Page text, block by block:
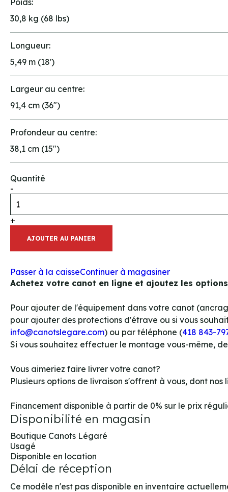
30,8 kg (68 lbs)
Longueur:
5,49 m (18')
Largeur au centre:
91,4 cm (36")
Profondeur au centre:
38,1 cm (15")
Quantité
-
+
AJOUTER AU PANIER
Passer à la caisseContinuer à magasiner
Achetez votre canot en ligne et ajoutez les
Pour ajouter de l'équipement dans votre canot
pour ajouter des protections d'étrave ou si vous
info@canotslegare.com) ou par téléphone (418 843-
Si vous souhaitez effectuer le montage vous-même,
Vous aimeriez faire livrer votre canot?
Plusieurs options de livraison s'offrent à vous, dont
Financement disponible à partir de 0% sur le prix
Disponibilité en magasin
Boutique Canots Légaré
Usagé
Disponible en location
Délai de réception
Ce modèle n'est pas disponible en inventaire